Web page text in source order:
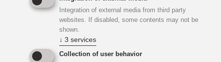
der Sanierung bzw. des Zubaus termingerecht und
innerhalb der Projektkosten umgesetzt werden:
UG - Hautechnikzentrale inkl. Lüftung
Kinderbetreuung, Bestandsanbindung
Integration of external media from third party
websites. If disabled, some contents may not be
shown.
↓ 3 services
Collection of user behavior